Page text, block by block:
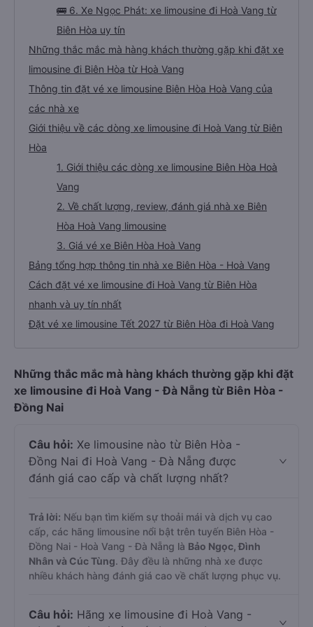
🚌 6. Xe Ngọc Phát: xe limousine đi Hoà Vang từ
Biên Hòa uy tín
Những thắc mắc mà hàng khách thường gặp khi đặt xe
limousine đi Biên Hòa từ Hoà Vang
Thông tin đặt vé xe limousine Biên Hòa Hoà Vang của
các nhà xe
Giới thiệu về các dòng xe limousine đi Hoà Vang từ Biên
Hòa
1. Giới thiệu các dòng xe limousine Biên Hòa Hoà
Vang
2. Về chất lượng, review, đánh giá nhà xe Biên
Hòa Hoà Vang limousine
3. Giá vé xe Biên Hòa Hoà Vang
Bảng tổng hợp thông tin nhà xe Biên Hòa - Hoà Vang
Cách đặt vé xe limousine đi Hoà Vang từ Biên Hòa
nhanh và uy tín nhất
Đặt vé xe limousine Tết 2027 từ Biên Hòa đi Hoà Vang
Những thắc mắc mà hàng khách thường gặp khi đặt
xe limousine đi Hoà Vang - Đà Nẵng từ Biên Hòa -
Đồng Nai
Câu hỏi: Xe limousine nào từ Biên Hòa -
Đồng Nai đi Hoà Vang - Đà Nẵng được
đánh giá cao cấp và chất lượng nhất?
Trả lời: Nếu bạn tìm kiếm sự thoải mái và dịch vụ cao
cấp, các hãng limousine nổi bật trên tuyến Biên Hòa -
Đồng Nai - Hoà Vang - Đà Nẵng là Bảo Ngọc, Đình
Nhân và Cúc Tùng. Đây đều là những nhà xe được
nhiều khách hàng đánh giá cao về chất lượng phục vụ.
Câu hỏi: Hãng xe limousine đi Hoà Vang -